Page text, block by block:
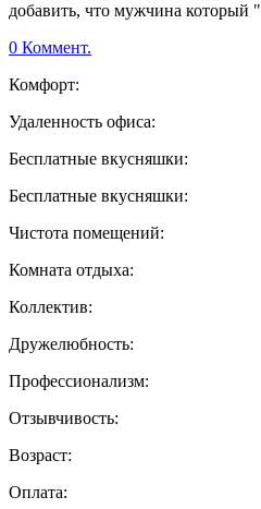
добавить, что мужчина который
0 Коммент.
Комфорт:
Удаленность офиса:
Бесплатные вкусняшки:
Бесплатные вкусняшки:
Чистота помещений:
Комната отдыха:
Коллектив:
Дружелюбность:
Профессионализм:
Отзывчивость:
Возраст:
Оплата: